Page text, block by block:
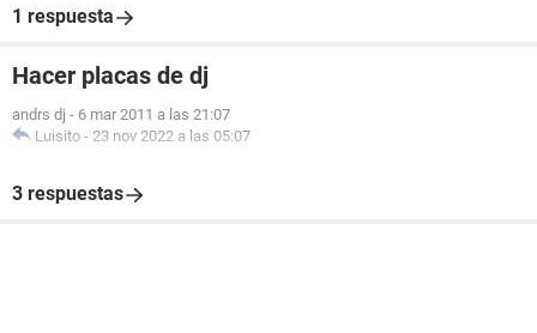
1 respuesta
Hacer placas de dj
andrs dj - 6 mar 2011 a las 21:07
Luisito - 23 nov 2022 a las 05:07
3 respuestas